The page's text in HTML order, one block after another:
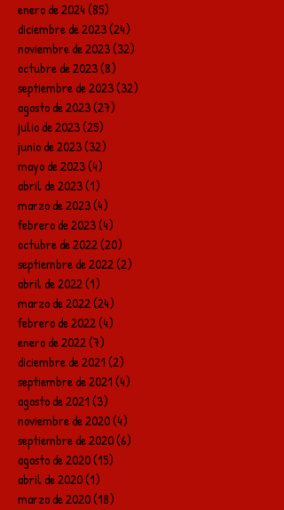
enero de 2024(85)
diciembre de 2023(24)
noviembre de 2023(32)
octubre de 2023(8)
septiembre de 2023(32)
agosto de 2023(27)
julio de 2023(25)
junio de 2023(32)
mayo de 2023(4)
abril de 2023(1)
marzo de 2023(4)
febrero de 2023(4)
octubre de 2022(20)
septiembre de 2022(2)
abril de 2022(1)
marzo de 2022(24)
febrero de 2022(4)
enero de 2022(7)
diciembre de 2021(2)
septiembre de 2021(4)
agosto de 2021(3)
noviembre de 2020(4)
septiembre de 2020(6)
agosto de 2020(15)
abril de 2020(1)
marzo de 2020(18)